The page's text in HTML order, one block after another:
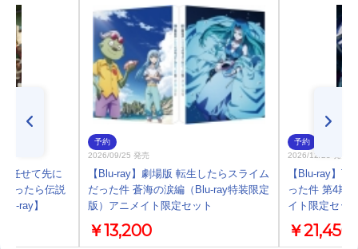
任せて先に
たったら伝説
ray】
予約
2026/09/25 発売
【Blu-ray】劇場版 転生したらスライム
だった件 蒼海の涙編（Blu-ray特装限定
版）アニメイト限定セット
￥13,200
予約
2026/12/23 発売
【Blu-ray】
った件 第4期
イト限定セッ
￥21,450